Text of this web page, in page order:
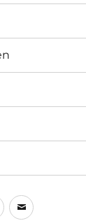
Instagram
E-